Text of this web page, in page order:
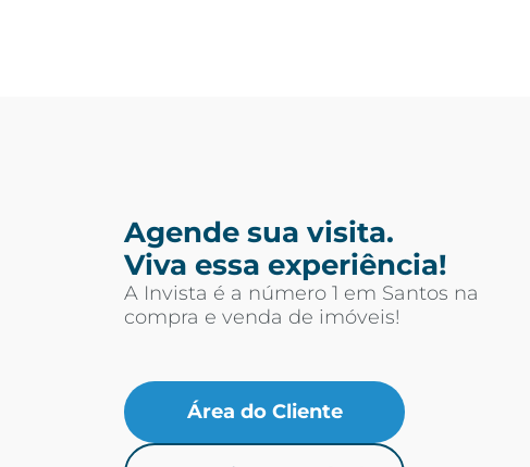
Agende sua visita.
Viva essa experiência!
A Invista é a número 1 em Santos na
compra e venda de imóveis!
Área do Cliente